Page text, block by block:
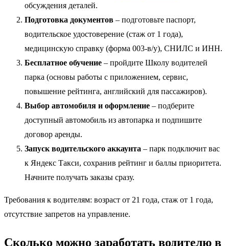
обсуждения деталей.
Подготовка документов – подготовьте паспорт,
водительское удостоверение (стаж от 1 года),
медицинскую справку (форма 003-в/у), СНИЛС и ИНН.
Бесплатное обучение – пройдите Школу водителей
парка (основы работы с приложением, сервис,
повышение рейтинга, английский для пассажиров).
Выбор автомобиля и оформление – подберите
доступный автомобиль из автопарка и подпишите
договор аренды.
Запуск водительского аккаунта – парк подключит вас
к Яндекс Такси, сохранив рейтинг и баллы приоритета.
Начните получать заказы сразу.
Требования к водителям: возраст от 21 года, стаж от 1 года,
отсутствие запретов на управление.
Сколько можно заработать водителю в